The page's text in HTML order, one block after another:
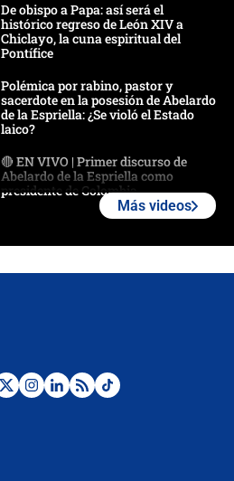
De obispo a Papa: así será el
histórico regreso de León XIV a
Chiclayo, la cuna espiritual del
Pontífice
Polémica por rabino, pastor y
sacerdote en la posesión de Abelardo
de la Espriella: ¿Se violó el Estado
laico?
🔴 EN VIVO | Primer discurso de
Abelardo de la Espriella como
presidente de Colombia
Desde dermatitis hasta infecciones:
Más videos